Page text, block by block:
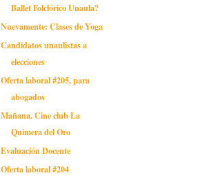
Ballet Folclórico Unaula?
Nuevamente: Clases de Yoga
Candidatos unaulistas a
elecciones
Oferta laboral #205, para
abogados
Mañana, Cine club La
Quimera del Oro
Evaluación Docente
Oferta laboral #204